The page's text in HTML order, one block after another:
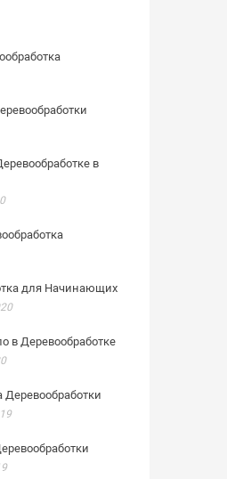
в
для Начинающих
в Деревообработке